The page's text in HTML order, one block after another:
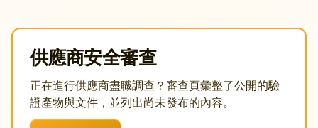
供應商安全審查
正在進行供應商盡職調查？審查頁彙整了公開的驗
證產物與文件，並列出尚未發布的內容。